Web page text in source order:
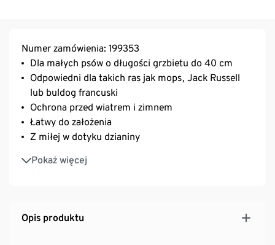
Numer zamówienia: 199353
Dla małych psów o długości grzbietu do 40 cm
Odpowiedni dla takich ras jak mops, Jack Russell
lub buldog francuski
Ochrona przed wiatrem i zimnem
Łatwy do założenia
Z miłej w dotyku dzianiny
Pokaż więcej
Nadają się do prania w pralce
Opis produktu